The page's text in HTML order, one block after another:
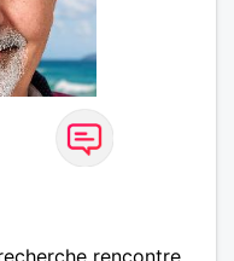
rencontre